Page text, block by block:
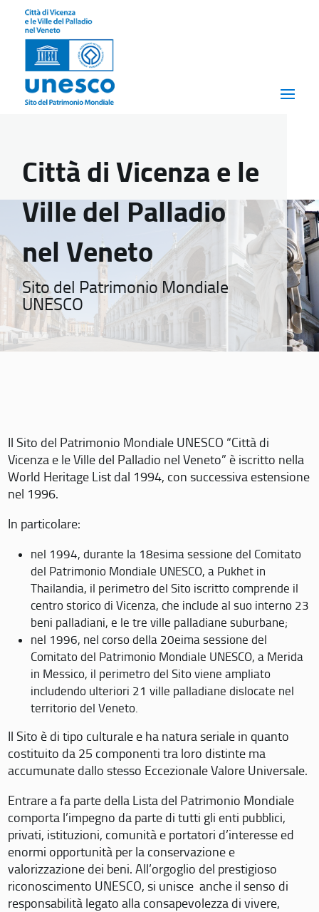
Città di Vicenza e le
Ville del Palladio
nel Veneto
Sito del Patrimonio Mondiale
UNESCO
Il Sito del Patrimonio Mondiale UNESCO “Città di
Vicenza e le Ville del Palladio nel Veneto” è iscritto nella
World Heritage List dal 1994, con successiva estensione
nel 1996.
In particolare:
nel 1994, durante la 18esima sessione del Comitato
del Patrimonio Mondiale UNESCO, a Pukhet in
Thailandia, il perimetro del Sito iscritto comprende il
centro storico di Vicenza, che include al suo interno 23
beni palladiani, e le tre ville palladiane suburbane;
nel 1996, nel corso della 20eima sessione del
Comitato del Patrimonio Mondiale UNESCO, a Merida
in Messico, il perimetro del Sito viene ampliato
includendo ulteriori 21 ville palladiane dislocate nel
territorio del Veneto.
Il Sito è di tipo culturale e ha natura seriale in quanto
costituito da 25 componenti tra loro distinte ma
accumunate dallo stesso Eccezionale Valore Universale.
Entrare a fa parte della Lista del Patrimonio Mondiale
comporta l’impegno da parte di tutti gli enti pubblici,
privati, istituzioni, comunità e portatori d’interesse ed
enormi opportunità per la conservazione e
valorizzazione dei beni. All’orgoglio del prestigioso
riconoscimento UNESCO, si unisce anche il senso di
responsabilità legato alla consapevolezza di vivere,